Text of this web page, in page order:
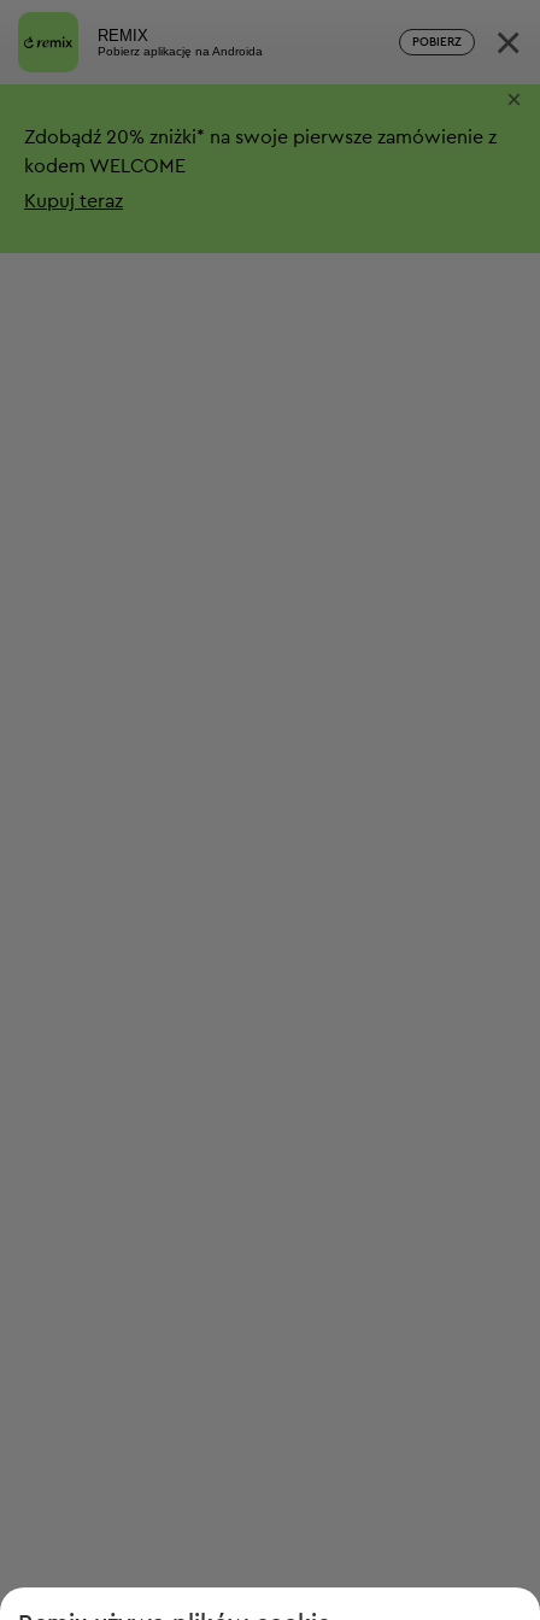
REMIX
Pobierz aplikację na Androida
POBIERZ ×
Zdobądź 20% zniżki* na swoje pierwsze zamówienie z
kodem WELCOME
Kupuj teraz
×